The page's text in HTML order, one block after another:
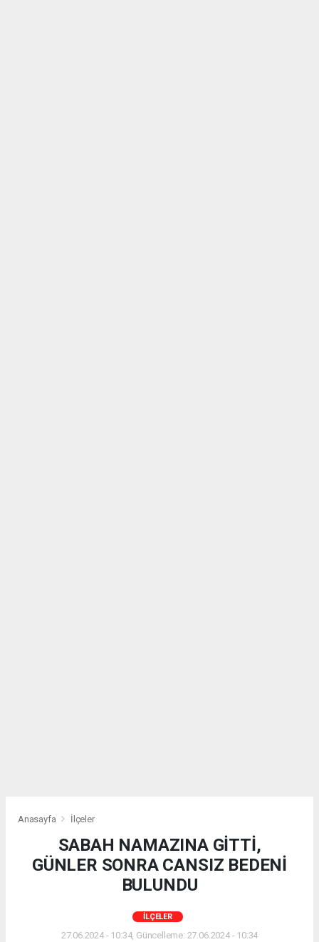
Anasayfa İlçeler
SABAH NAMAZINA GİTTİ,
GÜNLER SONRA CANSIZ BEDENİ
BULUNDU
İLÇELER
27.06.2024 - 10:34, Güncelleme: 27.06.2024 - 10:34